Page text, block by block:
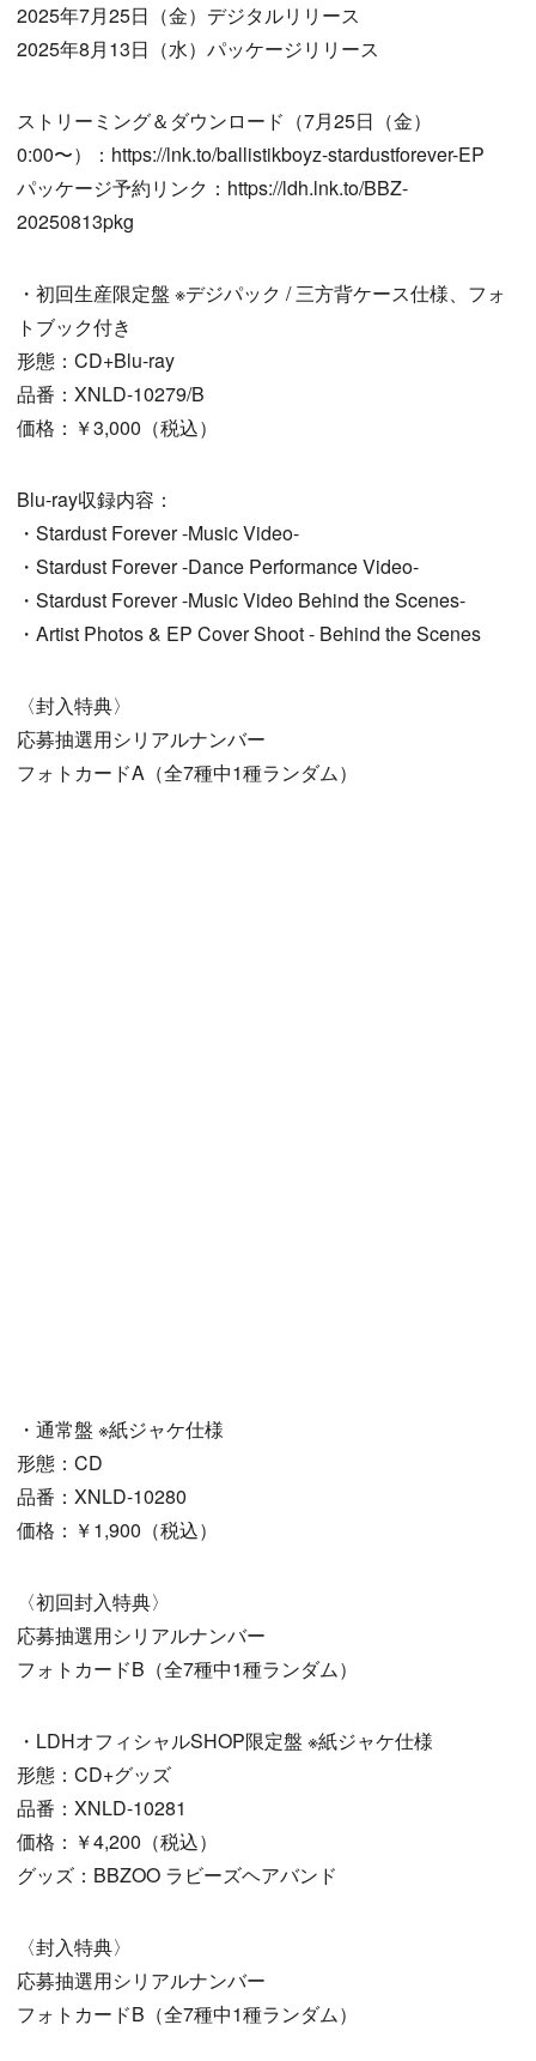
2025年7月25日（金）デジタルリリース
2025年8月13日（水）パッケージリリース
ストリーミング＆ダウンロード（7月25日（金）
0:00〜）：https://lnk.to/ballistikboyz-stardustforever-EP
パッケージ予約リンク：https://ldh.lnk.to/BBZ-
20250813pkg
・初回生産限定盤 ※デジパック / 三方背ケース仕様、フォ
トブック付き
形態：CD+Blu-ray
品番：XNLD-10279/B
価格：￥3,000（税込）
Blu-ray収録内容：
・Stardust Forever -Music Video-
・Stardust Forever -Dance Performance Video-
・Stardust Forever -Music Video Behind the Scenes-
・Artist Photos & EP Cover Shoot - Behind the Scenes
〈封入特典〉
応募抽選用シリアルナンバー
フォトカードA（全7種中1種ランダム）
・通常盤 ※紙ジャケ仕様
形態：CD
品番：XNLD-10280
価格：￥1,900（税込）
〈初回封入特典〉
応募抽選用シリアルナンバー
フォトカードB（全7種中1種ランダム）
・LDHオフィシャルSHOP限定盤 ※紙ジャケ仕様
形態：CD+グッズ
品番：XNLD-10281
価格：￥4,200（税込）
グッズ：BBZOO ラビーズヘアバンド
〈封入特典〉
応募抽選用シリアルナンバー
フォトカードB（全7種中1種ランダム）